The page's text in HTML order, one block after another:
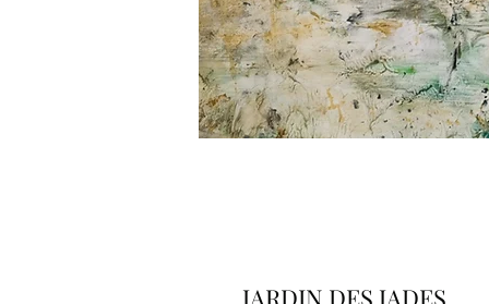
JARDIN DES JADES